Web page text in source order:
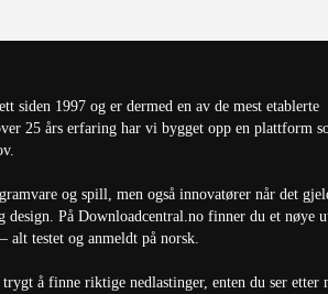
siden 1997 og er dermed en av de mest etablerte
25 års erfaring har vi bygget opp en plattform
og spill, men også innovatører når det
På Downloadcentral.no finner du et nøye
testet og anmeldt på norsk.
å finne riktige nedlastinger, enten du ser etter